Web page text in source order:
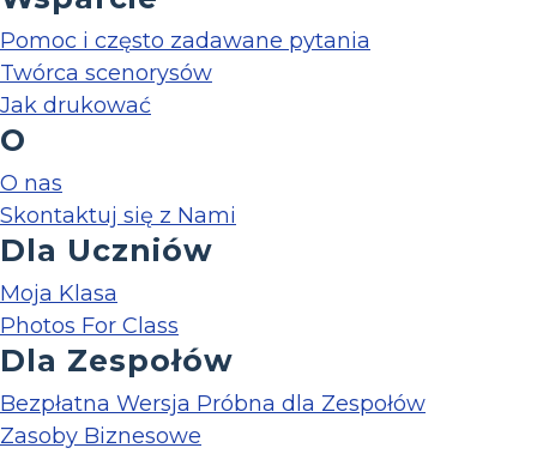
Pomoc i często zadawane pytania
Twórca scenorysów
Jak drukować
O
O nas
Skontaktuj się z Nami
Dla Uczniów
Moja Klasa
Photos For Class
Dla Zespołów
Bezpłatna Wersja Próbna dla Zespołów
Zasoby Biznesowe